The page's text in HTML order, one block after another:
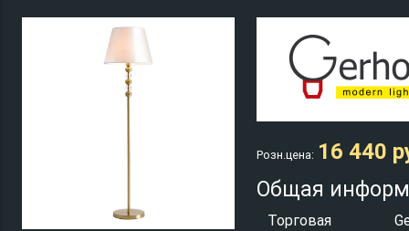
Розн.цена: 16 440
Общая
Торговая